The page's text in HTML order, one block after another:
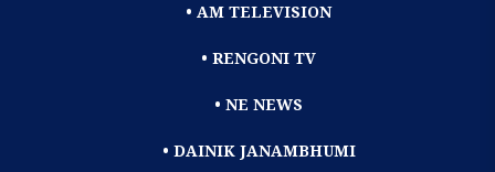
• AM TELEVISION
• RENGONI TV
• NE NEWS
• DAINIK JANAMBHUMI